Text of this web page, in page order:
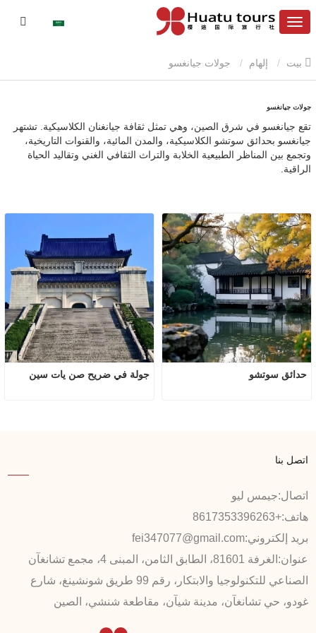
إلهام
جولات جيانغسو
تقع جيانغسو في شرق الصين، وهي تمثل ثقافة جيانغنان الكلاسيكية. تشتهر
جيانغسو بحدائق سوتشو الكلاسيكية، والمدن المائية، والقنوات التاريخية،
وتجمع بين المناظر الطبيعية الخلابة والتراث الثقافي الغني وتقاليد الحياة
الراقية.
جولة في ضريح صن يات سين حدائق سوتشو
اتصل بنا
اتصال:جيمس ليو
هاتف:+8617353396263
بريد إلكتروني:fei347077@gmail.com
عنوان:
الغرفة 81601، الطابق الثامن، المبنى 4، مجمع تشانغآن
الصناعي للتكنولوجيا والابتكار، رقم 99 طريق شونشينغ، شارع
غودو، حي تشانغآن، مدينة شيآن، مقاطعة شنشي، الصين